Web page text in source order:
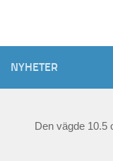
NYHETER
Den vägde 10.5